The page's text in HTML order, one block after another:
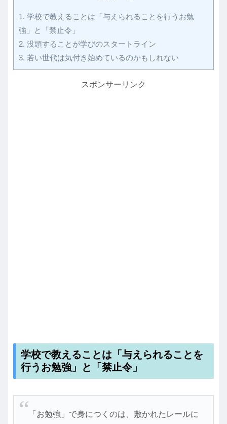
1. 学校で教えることは「与えられることを行うお勉
強」と「禁止令」
2. 没頭することが学びのスタートライン
3. 若い世代は気付き始めているのかもしれない
スポンサーリンク
学校で教えることは「与えられることを
行うお勉強」と「禁止令」
「お勉強」で身につくのは、敷かれたレールに